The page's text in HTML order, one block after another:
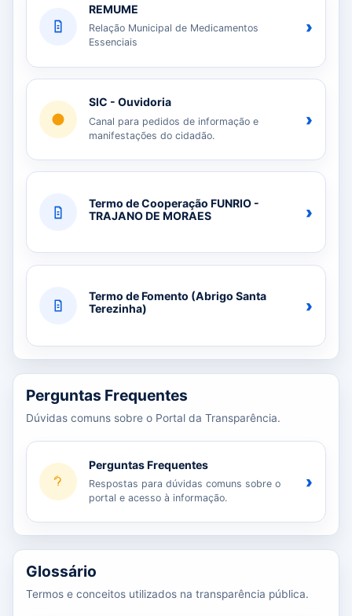
REMUME
Relação Municipal de Medicamentos
Essenciais
›
SIC - Ouvidoria
Canal para pedidos de informação e
manifestações do cidadão.
›
Termo de Cooperação FUNRIO -
TRAJANO DE MORAES
›
Termo de Fomento (Abrigo Santa
Terezinha)
›
Perguntas Frequentes
Dúvidas comuns sobre o Portal da Transparência.
Perguntas Frequentes
Respostas para dúvidas comuns sobre o
portal e acesso à informação.
›
Glossário
Termos e conceitos utilizados na transparência pública.